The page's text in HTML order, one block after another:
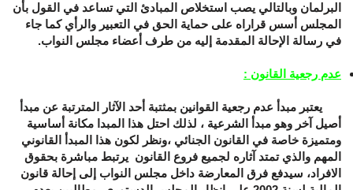
البرلمان وبالتالي يصب استخلاص المبادئ التي تساعد في القول بأن
المجلس أسس قراراه على حماية الحق في التعبير والرأي كما جاء
في رسالة الإحالة المقدمة إليه من طرف أعضاء مجلس النواب.
عدم رجعية القانون :
يعتبر مبدأ عدم رجعية القوانين بمثتبة أحد الآثار المترتبة عن مبدأ
أصيل آخر وهو مبدأ الشرعية ، لذلك احتل هذا المبدا مكانة أساسية
ومتميزة خاصة في القانون الجنائي ،ونظر لكون هذا المبدأ القانوني
المهم والذي تمتد آثاره لجميع فروع القانون يرتبط مباشرة بحقوق
الافراد، سيدفع فرق المعارضة داخل مجلس النواب إلى إحالة قانون